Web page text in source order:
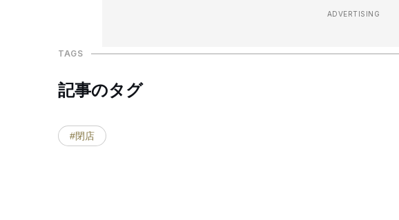
ADVERTISING
TAGS
記事のタグ
#閉店